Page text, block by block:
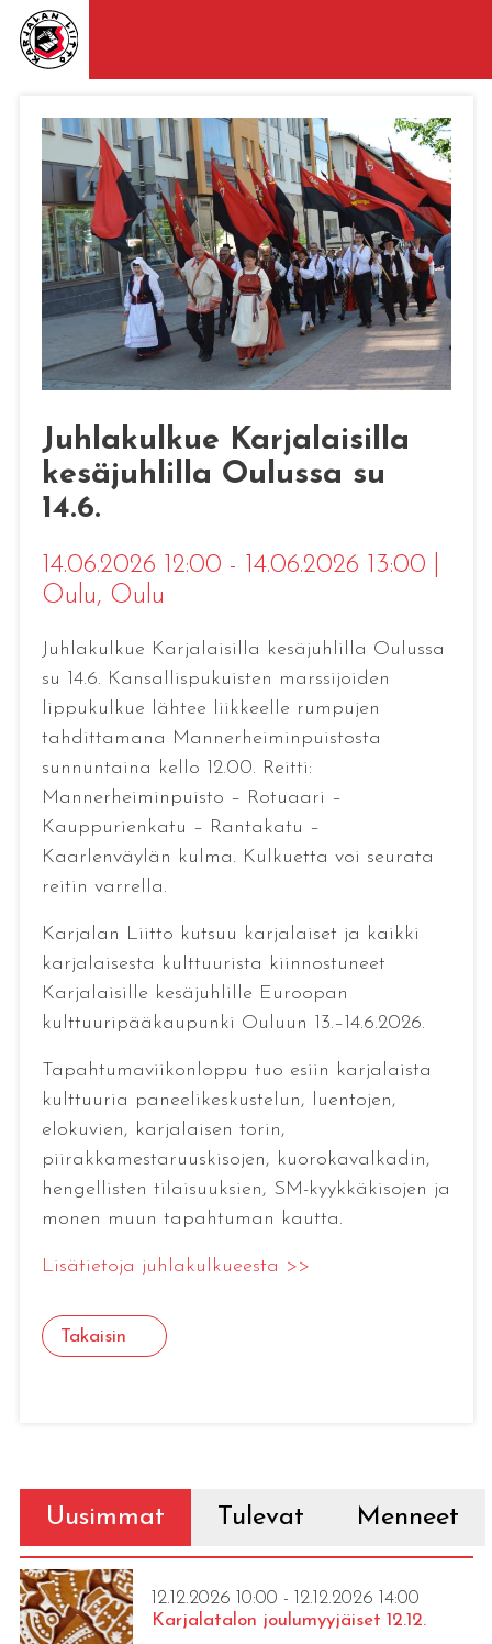
Juhlakulkue Karjalaisilla
kesäjuhlilla Oulussa su
14.6.
14.06.2026 12:00 - 14.06.2026 13:00
Oulu, Oulu
Juhlakulkue Karjalaisilla kesäjuhlilla Oulussa
su 14.6. Kansallispukuisten marssijoiden
lippukulkue lähtee liikkeelle rumpujen
tahdittamana Mannerheiminpuistosta
sunnuntaina kello 12.00. Reitti:
Mannerheiminpuisto – Rotuaari –
Kauppurienkatu – Rantakatu –
Kaarlenväylän kulma. Kulkuetta voi seurata
reitin varrella.
Karjalan Liitto kutsuu karjalaiset ja kaikki
karjalaisesta kulttuurista kiinnostuneet
Karjalaisille kesäjuhlille Euroopan
kulttuuripääkaupunki Ouluun 13.–14.6.2026.
Tapahtumaviikonloppu tuo esiin karjalaista
kulttuuria paneelikeskustelun, luentojen,
elokuvien, karjalaisen torin,
piirakkamestaruuskisojen, kuorokavalkadin,
hengellisten tilaisuuksien, SM-kyykkäkisojen ja
monen muun tapahtuman kautta.
Lisätietoja juhlakulkueesta >>
Takaisin
Uusimmat Tulevat Menneet
12.12.2026 10:00 - 12.12.2026 14:00
Karjalatalon joulumyyjäiset 12.12.